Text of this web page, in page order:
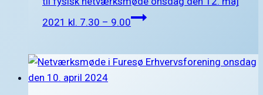
2021 kl. 7.30 – 9.00